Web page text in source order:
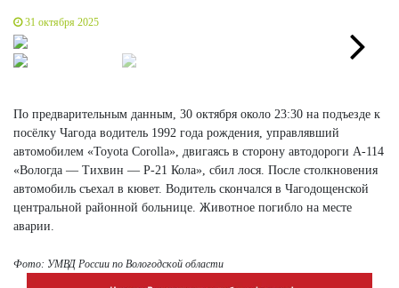
31 октября 2025
По предварительным данным, 30 октября около 23:30 на подъезде к
посёлку Чагода водитель 1992 года рождения, управлявший
автомобилем «Toyota Corolla», двигаясь в сторону автодороги А-114
«Вологда — Тихвин — Р-21 Кола», сбил лося. После столкновения
автомобиль съехал в кювет. Водитель скончался в Чагодощенской
центральной районной больнице. Животное погибло на месте
аварии.
Фото: УМВД России по Вологодской области